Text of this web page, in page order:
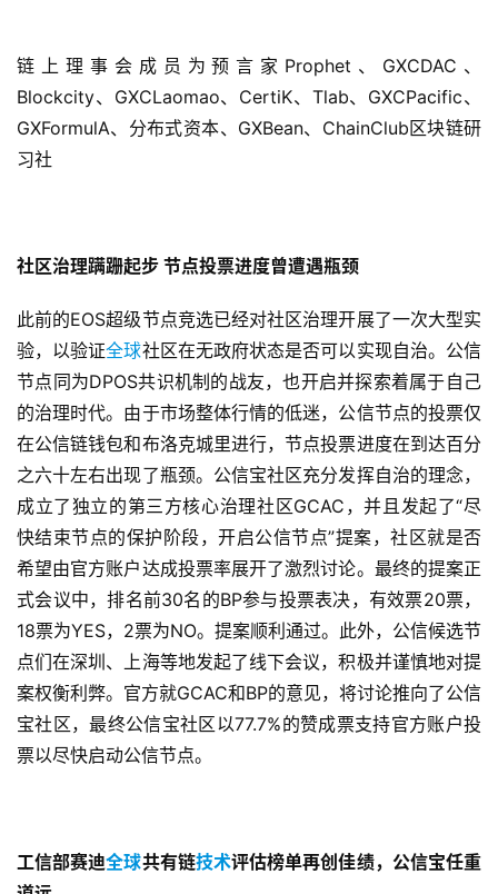
链上理事会成员为预言家Prophet、GXCDAC、
Blockcity、GXCLaomao、CertiK、Tlab、GXCPacific、
GXFormulA、分布式资本、GXBean、ChainClub区块链研
习社
社区治理蹒跚起步 节点投票进度曾遭遇瓶颈
此前的EOS超级节点竞选已经对社区治理开展了一次大型实
验，以验证全球社区在无政府状态是否可以实现自治。公信
节点同为DPOS共识机制的战友，也开启并探索着属于自己
的治理时代。由于市场整体行情的低迷，公信节点的投票仅
在公信链钱包和布洛克城里进行，节点投票进度在到达百分
之六十左右出现了瓶颈。公信宝社区充分发挥自治的理念，
成立了独立的第三方核心治理社区GCAC，并且发起了“尽
快结束节点的保护阶段，开启公信节点”提案，社区就是否
希望由官方账户达成投票率展开了激烈讨论。最终的提案正
式会议中，排名前30名的BP参与投票表决，有效票20票，
18票为YES，2票为NO。提案顺利通过。此外，公信候选节
点们在深圳、上海等地发起了线下会议，积极并谨慎地对提
案权衡利弊。官方就GCAC和BP的意见，将讨论推向了公信
宝社区，最终公信宝社区以77.7%的赞成票支持官方账户投
票以尽快启动公信节点。
工信部赛迪全球共有链技术评估榜单再创佳绩，公信宝任重